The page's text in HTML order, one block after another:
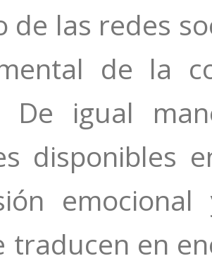
de las redes
de la
De igual
disponibles
traducen en